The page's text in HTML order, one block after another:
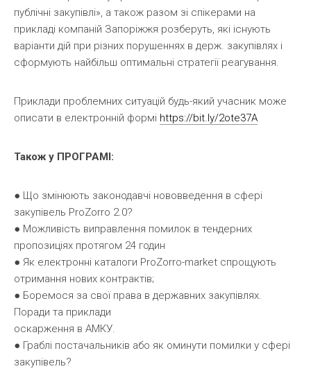
публічні закупівлі», а також разом зі спікерами на
прикладі компаній Запоріжжя розберуть, які існують
варіанти дій при різних порушеннях в держ. закупівлях і
сформують найбільш оптимальні стратегії реагування.
Приклади проблемних ситуацій будь-який учасник може
описати в електронній формі https://bit.ly/2ote37A
Також у ПРОГРАМІ:
● Що змінюють законодавчі нововведення в сфері
закупівель ProZorro 2.0?
● Можливість виправлення помилок в тендерних
пропозиціях протягом 24 годин
● Як електронні каталоги ProZorro-market спрощують
отримання нових контрактів;
● Боремося за свої права в державних закупівлях.
Поради та приклади
оскарження в АМКУ.
● Граблі постачальників або як оминути помилки у сфері
закупівель?